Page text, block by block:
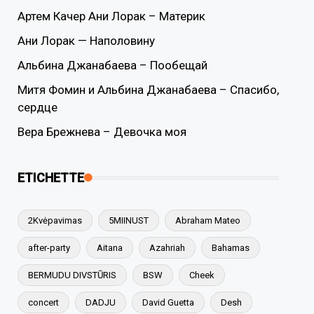
Артем Качер Ани Лорак – Материк
Ани Лорак — Наполовину
Альбина Джанабаева – Пообещай
Митя Фомин и Альбина Джанабаева – Спасибо,
сердце
Вера Брежнева – Девочка моя
ETICHETTE
2Kvėpavimas 5MIINUST Abraham Mateo
after-party Aitana Azahriah Bahamas
BERMUDU DIVSTŪRIS BSW Cheek
concert DADJU David Guetta Desh